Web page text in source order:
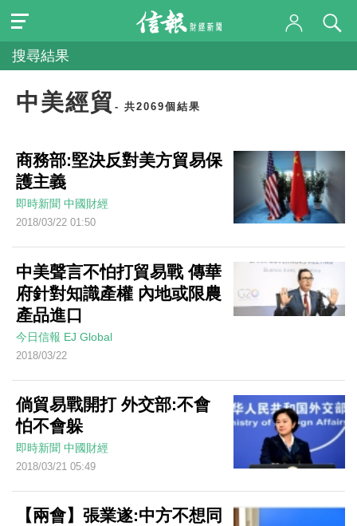
搜尋結果
中美經貿 - 共2069個結果
商務部:堅決反對美方貿易保
護主義
即時新聞 中國財經
2018/03/22 01:50
中美聲言不怕打貿易戰 傳華
府針對知識產權 內地或限農
產品進口
今日信報 EJ Global
2018/03/22
倘貿易戰開打 外交部:不會
怕不會躲
即時新聞 中國財經
2018/03/21 05:49
【兩會】張業遂:中方不想同